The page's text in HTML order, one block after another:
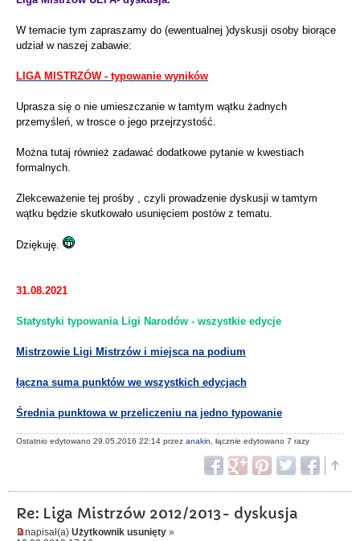
W temacie tym zapraszamy do (ewentualnej )dyskusji osoby biorące
udział w naszej zabawie:
LIGA MISTRZÓW - typowanie wyników
Uprasza się o nie umieszczanie w tamtym wątku żadnych
przemyśleń, w trosce o jego przejrzystość.
Można tutaj również zadawać dodatkowe pytanie w kwestiach
formalnych.
Zlekceważenie tej prośby , czyli prowadzenie dyskusji w tamtym
wątku będzie skutkowało usunięciem postów z tematu.
Dziękuję.
31.08.2021
Statystyki typowania Ligi Narodów - wszystkie edycje
Mistrzowie Ligi Mistrzów i miejsca na podium
łączna suma punktów we wszystkich edycjach
Średnia punktowa w przeliczeniu na jedno typowanie
Ostatnio edytowano 29.05.2016 22:14 przez anakin, łącznie edytowano 7 razy
Re: Liga Mistrzów 2012/2013- dyskusja
napisał(a) Użytkownik usunięty »